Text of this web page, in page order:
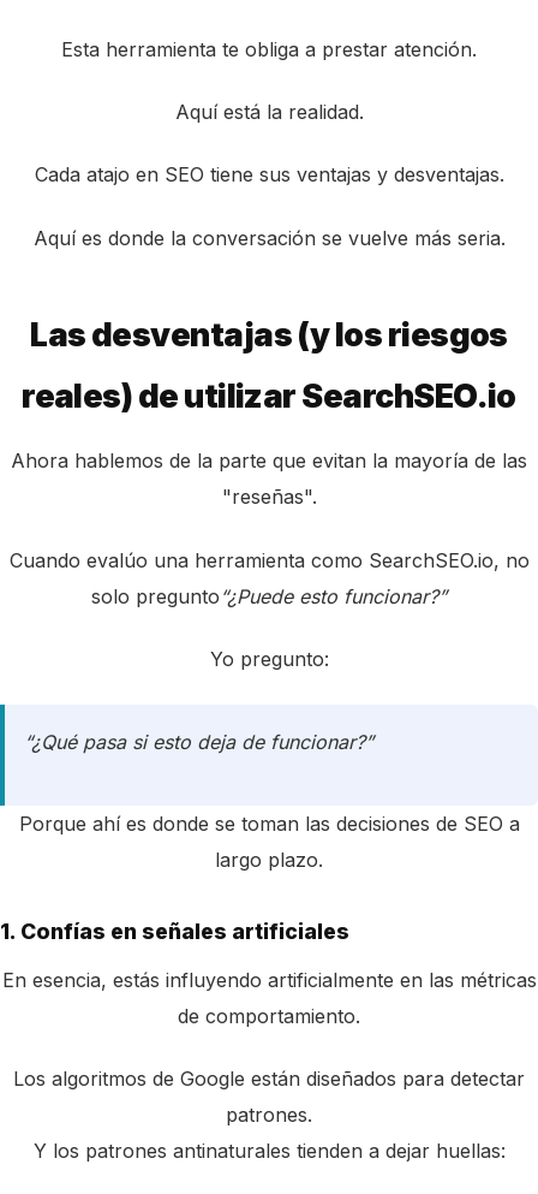
Esta herramienta te obliga a prestar atención.
Aquí está la realidad.
Cada atajo en SEO tiene sus ventajas y desventajas.
Aquí es donde la conversación se vuelve más seria.
Las desventajas (y los riesgos
reales) de utilizar SearchSEO.io
Ahora hablemos de la parte que evitan la mayoría de las
"reseñas".
Cuando evalúo una herramienta como SearchSEO.io, no
solo pregunto “¿Puede esto funcionar?”
Yo pregunto:
“¿Qué pasa si esto deja de funcionar?”
Porque ahí es donde se toman las decisiones de SEO a
largo plazo.
1. Confías en señales artificiales
En esencia, estás influyendo artificialmente en las métricas
de comportamiento.
Los algoritmos de Google están diseñados para detectar
patrones.
Y los patrones antinaturales tienden a dejar huellas: